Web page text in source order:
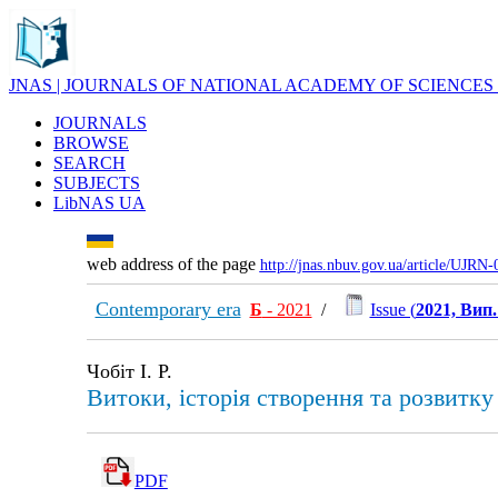
JNAS | JOURNALS OF NATIONAL ACADEMY OF
JOURNALS
BROWSE
SEARCH
SUBJECTS
LibNAS UA
web address of the page http://jnas.nbuv.gov.ua/article/UJRN-
Contemporary era Б - 2021 / Issue (2021,
Чобіт І. Р.
Витоки, історія створення та
PDF